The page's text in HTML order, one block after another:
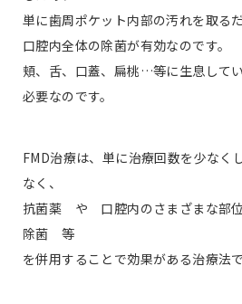
単に歯周ポケット内部の汚れを取るだ
口腔内全体の除菌が有効なのです。
頬、舌、口蓋、扁桃…等に生息して
必要なのです。
FMD治療は、単に治療回数を少なく
なく、
抗菌薬 や 口腔内のさまざまな部
除菌 等
を併用することで効果がある治療法で